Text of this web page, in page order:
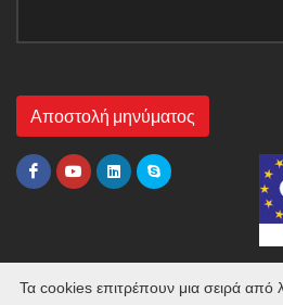
Τα cookies επιτρέπουν μια σειρά από